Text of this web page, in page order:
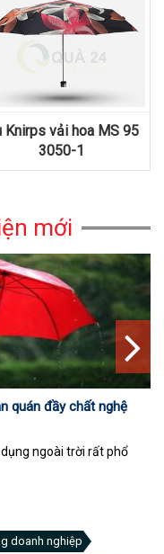
Knirps vải hoa MS 95
3050-1
mới
quán đầy chất nghệ
ngoài trời rất phổ
doanh nghiệp